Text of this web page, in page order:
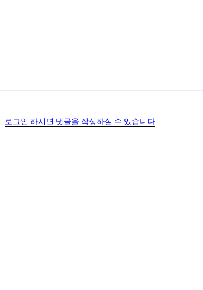
로그인 하시면 댓글을 작성하실 수 있습니다